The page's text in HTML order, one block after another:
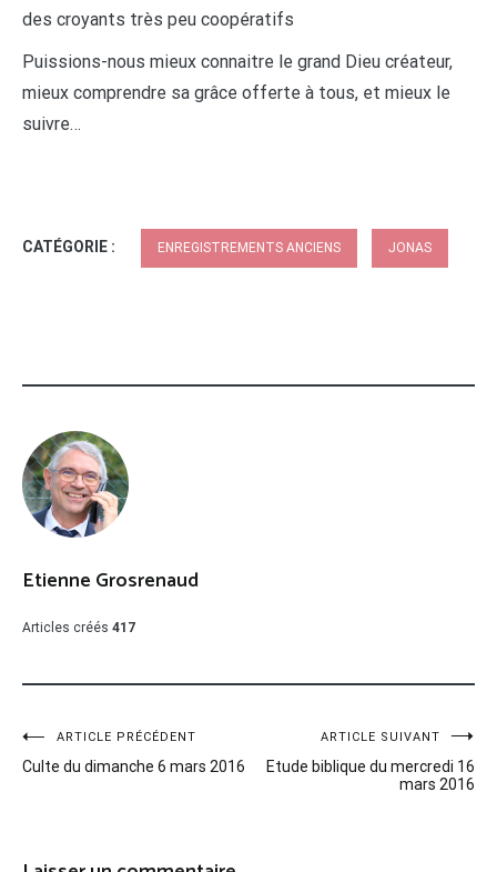
des croyants très peu coopératifs
Puissions-nous mieux connaitre le grand Dieu créateur,
mieux comprendre sa grâce offerte à tous, et mieux le
suivre…
CATÉGORIE : ENREGISTREMENTS ANCIENS JONAS
Etienne Grosrenaud
Articles créés 417
Navigation
de
ARTICLE PRÉCÉDENT
Culte du dimanche 6 mars 2016
ARTICLE SUIVANT
Etude biblique du mercredi 16
mars 2016